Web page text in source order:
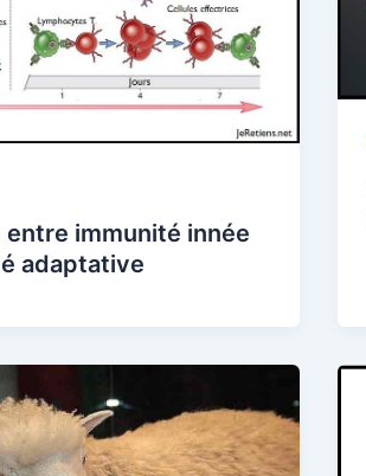
immunité innée
adaptative